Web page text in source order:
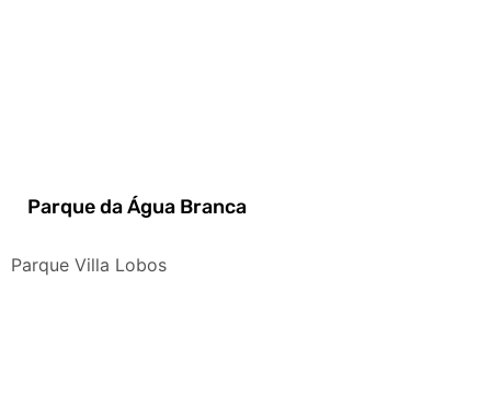
Parque da Água Branca
Parque Villa Lobos